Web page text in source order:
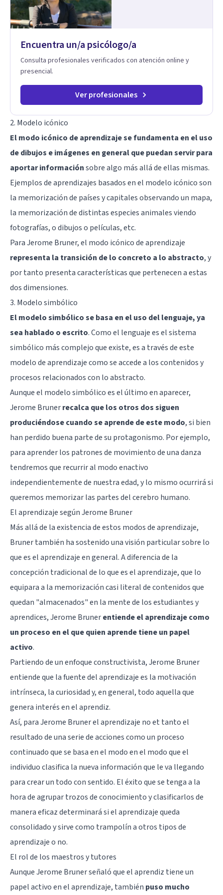
Encuentra un/a psicólogo/a
Consulta profesionales verificados con atención online y
presencial.
Ver profesionales
2. Modelo icónico
El modo icónico de aprendizaje se fundamenta en el uso
de dibujos e imágenes en general que puedan servir para
aportar informaciónsobre algo más allá de ellas mismas.
Ejemplos de aprendizajes basados en el modelo icónico son
la memorización de países y capitales observando un mapa,
la memorización de distintas especies animales viendo
fotografías, o dibujos o películas, etc.
Para Jerome Bruner, el modo icónico de aprendizaje
representa la transición de lo concreto a lo abstracto, y
por tanto presenta características que pertenecen a estas
dos dimensiones.
3. Modelo simbólico
El modelo simbólico se basa en el uso del lenguaje, ya
sea hablado o escrito. Como el lenguaje es el sistema
simbólico más complejo que existe, es a través de este
modelo de aprendizaje como se accede a los contenidos y
procesos relacionados con lo abstracto.
Aunque el modelo simbólico es el último en aparecer,
Jerome Brunerrecalca que los otros dos siguen
produciéndose cuando se aprende de este modo, si bien
han perdido buena parte de su protagonismo. Por ejemplo,
para aprender los patrones de movimiento de una danza
tendremos que recurrir al modo enactivo
independientemente de nuestra edad, y lo mismo ocurrirá si
queremos memorizar las partes del cerebro humano.
El aprendizaje según Jerome Bruner
Más allá de la existencia de estos modos de aprendizaje,
Bruner también ha sostenido una visión particular sobre lo
que es elaprendizaje en general. A diferencia de la
concepción tradicional de lo que es el aprendizaje, que lo
equipara a la memorización casi literal de contenidos que
quedan "almacenados" en la mente de los estudiantes y
aprendices, Jerome Brunerentiende el aprendizaje como
un proceso en el que quien aprende tiene un papel
activo.
Partiendo de un enfoque constructivista, Jerome Bruner
entiende que la fuente del aprendizaje es la motivación
intrínseca, la curiosidad y, en general, todo aquella que
genera interés en el aprendiz.
Así, para Jerome Bruner el aprendizaje no et tanto el
resultado de una serie de acciones como un proceso
continuado que se basa en el modo en el modo que el
individuo clasifica la nueva información que le va llegando
para crear un todo con sentido. El éxito que se tenga a la
hora de agrupar trozos de conocimiento y clasificarlos de
manera eficaz determinará si el aprendizaje queda
consolidado y sirve como trampolín a otros tipos de
aprendizaje o no.
El rol de los maestros y tutores
Aunque Jerome Bruner señaló que el aprendiz tiene un
papel activo en el aprendizaje, también puso mucho